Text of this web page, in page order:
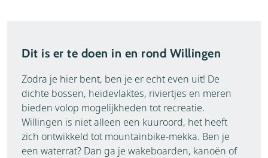
Dit is er te doen in en rond Willingen
Zodra je hier bent, ben je er echt even uit! De
dichte bossen, heidevlaktes, riviertjes en meren
bieden volop mogelijkheden tot recreatie.
Willingen is niet alleen een kuuroord, het heeft
zich ontwikkeld tot mountainbike-mekka. Ben je
een waterrat? Dan ga je wakeboarden, kanoën of